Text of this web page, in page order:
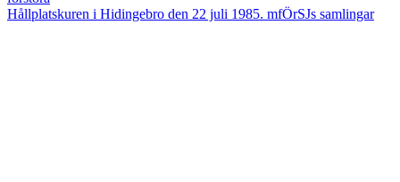
Hållplatskuren i Hidingebro den 22 juli 1985. mfÖrSJs samlingar